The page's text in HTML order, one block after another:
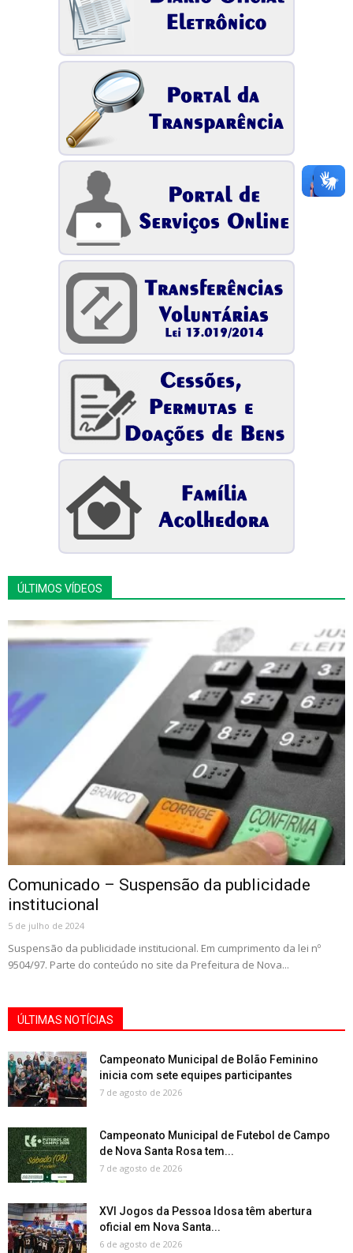
ÚLTIMOS VÍDEOS
Comunicado – Suspensão da publicidade
institucional
5 de julho de 2024
Suspensão da publicidade institucional. Em cumprimento da lei nº
9504/97. Parte do conteúdo no site da Prefeitura de Nova...
ÚLTIMAS NOTÍCIAS
Campeonato Municipal de Bolão Feminino
inicia com sete equipes participantes
7 de agosto de 2026
Campeonato Municipal de Futebol de Campo
de Nova Santa Rosa tem...
7 de agosto de 2026
XVI Jogos da Pessoa Idosa têm abertura
oficial em Nova Santa...
6 de agosto de 2026